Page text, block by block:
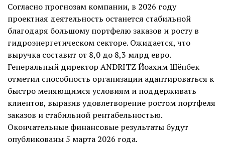
Согласно прогнозам компании, в 2026 году
проектная деятельность останется стабильной
благодаря большому портфелю заказов и росту в
гидроэнергетическом секторе. Ожидается, что
выручка составит от 8,0 до 8,3 млрд евро.
Генеральный директор ANDRITZ Йоахим Шёнбек
отметил способность организации адаптироваться к
быстро меняющимся условиям и поддерживать
клиентов, выразив удовлетворение ростом портфеля
заказов и стабильной рентабельностью.
Окончательные финансовые результаты будут
опубликованы 5 марта 2026 года.